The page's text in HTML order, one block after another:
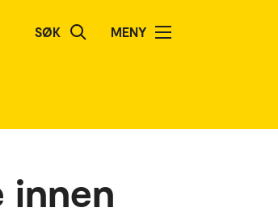
SØK MENY
innen